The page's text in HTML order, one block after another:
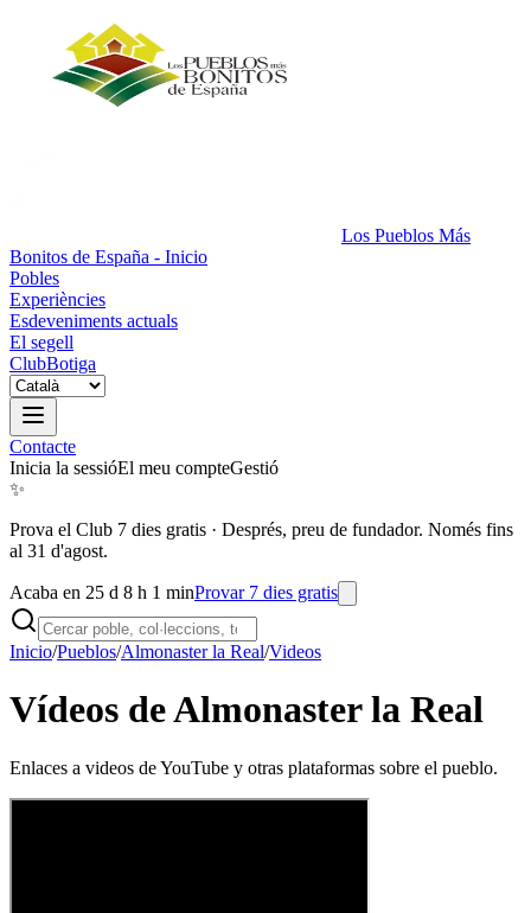
Los Pueblos Más
Bonitos de España - Inicio
Pobles
Experiències
Esdeveniments actuals
El segell
ClubBotiga
Contacte
Inicia la sessióEl meu compteGestió
✨
Prova el Club 7 dies gratis · Després, preu de fundador. Només fins
al 31 d'agost.
Acaba en 25 d 8 h 1 minProvar 7 dies gratis
Inicio/Pueblos/Almonaster la Real/Videos
Vídeos de Almonaster la Real
Enlaces a videos de YouTube y otras plataformas sobre el pueblo.